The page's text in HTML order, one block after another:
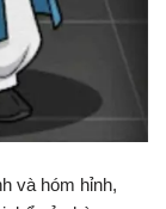
và hóm hỉnh,